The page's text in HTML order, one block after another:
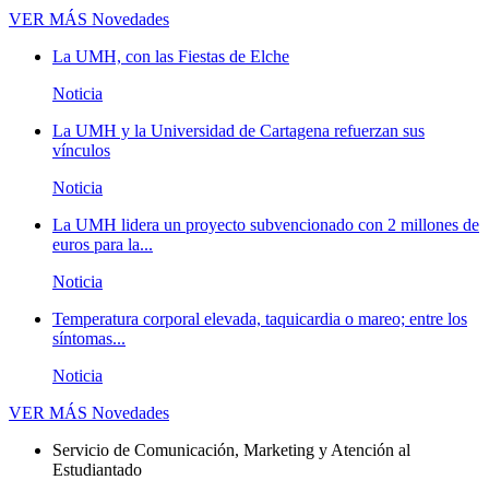
VER MÁS Novedades
La UMH, con las Fiestas de Elche
Noticia
La UMH y la Universidad de Cartagena refuerzan sus
vínculos
Noticia
La UMH lidera un proyecto subvencionado con 2 millones de
euros para la...
Noticia
Temperatura corporal elevada, taquicardia o mareo; entre los
síntomas...
Noticia
VER MÁS Novedades
Servicio de Comunicación, Marketing y Atención al
Estudiantado